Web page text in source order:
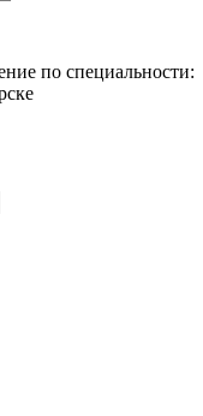
по специальности: